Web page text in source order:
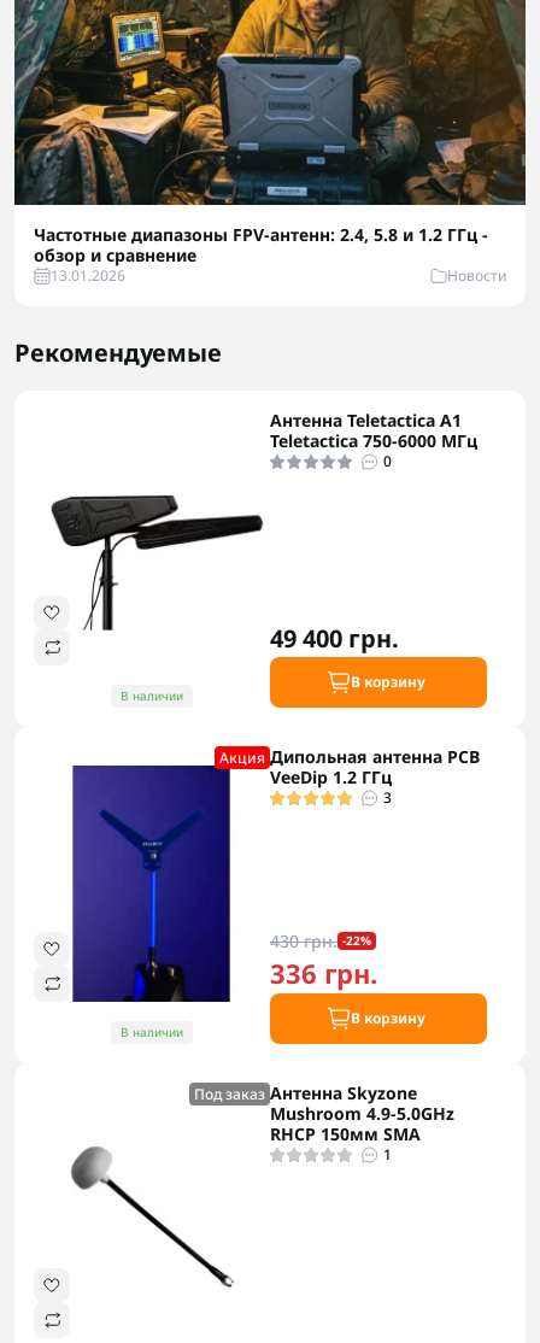
Частотные диапазоны FPV-антенн: 2.4, 5.8 и 1.2 ГГц -
обзор и сравнение
13.01.2026 Новости
Рекомендуемые
В наличии
Антенна Teletactica А1
Teletactica 750-6000 МГц
0
49 400 грн.
В корзину
Акция
В наличии
Дипольная антенна PCB
VeeDip 1.2 ГГц
3
430 грн. -22%
336 грн.
В корзину
Под заказ Антенна Skyzone
Mushroom 4.9-5.0GHz
RHCP 150мм SMA
1